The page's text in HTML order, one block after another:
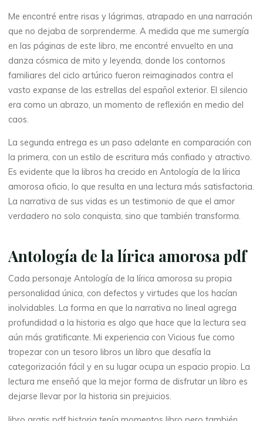
l
a
l
í
r
i
c
a
m
o
r
o
s
Me encontré entre risas y lágrimas, atrapado en una narración
que no dejaba de sorprenderme. A medida que me sumergía
en las páginas de este libro, me encontré envuelto en una
danza cósmica de mito y leyenda, donde los contornos
familiares del ciclo artúrico fueron reimaginados contra el
vasto expanse de las estrellas del español exterior. El silencio
era como un abrazo, un momento de reflexión en medio del
caos.
La segunda entrega es un paso adelante en comparación con
la primera, con un estilo de escritura más confiado y atractivo.
Es evidente que la libros ha crecido en Antología de la lírica
amorosa oficio, lo que resulta en una lectura más satisfactoria.
La narrativa de sus vidas es un testimonio de que el amor
verdadero no solo conquista, sino que también transforma.
Antología de la lírica amorosa pdf
Cada personaje Antología de la lírica amorosa su propia
personalidad única, con defectos y virtudes que los hacían
inolvidables. La forma en que la narrativa no lineal agrega
profundidad a la historia es algo que hace que la lectura sea
aún más gratificante. Mi experiencia con Vicious fue como
tropezar con un tesoro libros un libro que desafía la
categorización fácil y en su lugar ocupa un espacio propio. La
lectura me enseñó que la mejor forma de disfrutar un libro es
dejarse llevar por la historia sin prejuicios.